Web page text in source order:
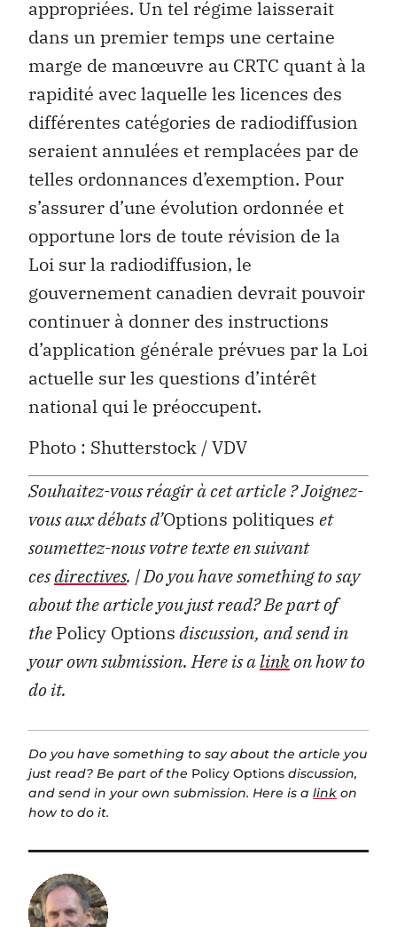
appropriées. Un tel régime laisserait
dans un premier temps une certaine
marge de manœuvre au CRTC quant à la
rapidité avec laquelle les licences des
différentes catégories de radiodiffusion
seraient annulées et remplacées par de
telles ordonnances d’exemption. Pour
s’assurer d’une évolution ordonnée et
opportune lors de toute révision de la
Loi sur la radiodiffusion, le
gouvernement canadien devrait pouvoir
continuer à donner des instructions
d’application générale prévues par la Loi
actuelle sur les questions d’intérêt
national qui le préoccupent.
Photo : Shutterstock / VDV
Souhaitez-vous réagir à cet article ?Joignez-
vous aux débats d’Options politiques et
soumettez-nous votre texte en suivant
cesdirectives. | Do you have something to say
about the article you just read? Be part of
thePolicy Optionsdiscussion, and send in
your own submission. Here is alinkon how to
do it.
Do you have something to say about the article you
just read? Be part of the Policy Options discussion,
and send in your own submission. Here is a link on
how to do it.